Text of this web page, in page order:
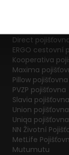
Direct
ERGO cestovní
Kooperativa
Maxima
Pillow pojišťovna
PVZP pojišťovna
Slavia pojišťovna
Union pojišťovna
Uniqa pojišťovna
NN Životní
MetLife
Mutumutu